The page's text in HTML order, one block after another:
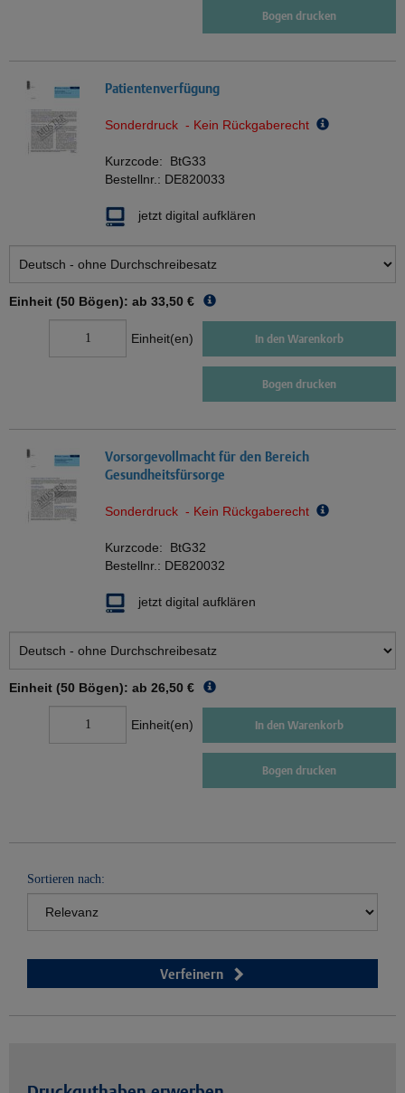
Bogen drucken
Patientenverfügung
Sonderdruck - Kein Rückgaberecht
Kurzcode: BtG33
Bestellnr.: DE820033
jetzt digital aufklären
Einheit (50 Bögen): ab 33,50 €
Einheit(en) In den Warenkorb
Bogen drucken
Vorsorgevollmacht für den Bereich
Gesundheitsfürsorge
Sonderdruck - Kein Rückgaberecht
Kurzcode: BtG32
Bestellnr.: DE820032
jetzt digital aufklären
Einheit (50 Bögen): ab 26,50 €
Einheit(en) In den Warenkorb
Bogen drucken
Sortieren nach:
Verfeinern